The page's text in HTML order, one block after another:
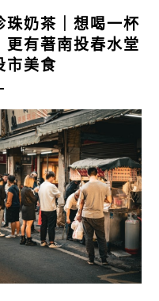
珠奶茶｜想喝一杯
更有著南投春水堂
市美食